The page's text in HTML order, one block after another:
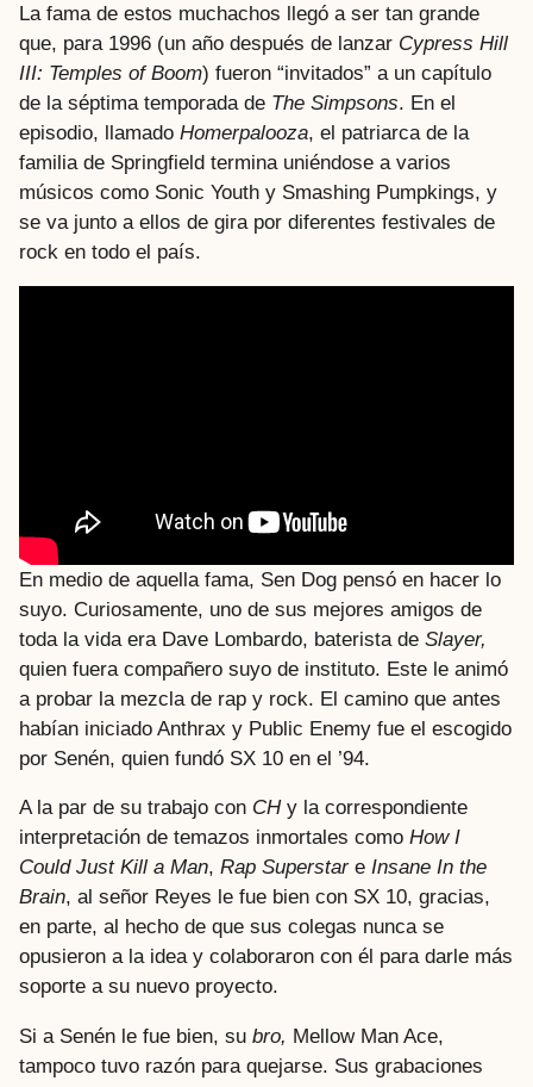
La fama de estos muchachos llegó a ser tan grande
que, para 1996 (un año después de lanzar Cypress Hill
III: Temples of Boom) fueron “invitados” a un capítulo
de la séptima temporada de The Simpsons. En el
episodio, llamado Homerpalooza, el patriarca de la
familia de Springfield termina uniéndose a varios
músicos como Sonic Youth y Smashing Pumpkings, y
se va junto a ellos de gira por diferentes festivales de
rock en todo el país.
En medio de aquella fama, Sen Dog pensó en hacer lo
suyo. Curiosamente, uno de sus mejores amigos de
toda la vida era Dave Lombardo, baterista de Slayer,
quien fuera compañero suyo de instituto. Este le animó
a probar la mezcla de rap y rock. El camino que antes
habían iniciado Anthrax y Public Enemy fue el escogido
por Senén, quien fundó SX 10 en el ’94.
A la par de su trabajo con CHy la correspondiente
interpretación de temazos inmortales como How I
Could Just Kill a Man, Rap Superstare Insane In the
Brain, al señor Reyes le fue bien con SX 10, gracias,
en parte, al hecho de que sus colegas nunca se
opusieron a la idea y colaboraron con él para darle más
soporte a su nuevo proyecto.
Si a Senén le fue bien, su bro, Mellow Man Ace,
tampoco tuvo razón para quejarse. Sus grabaciones